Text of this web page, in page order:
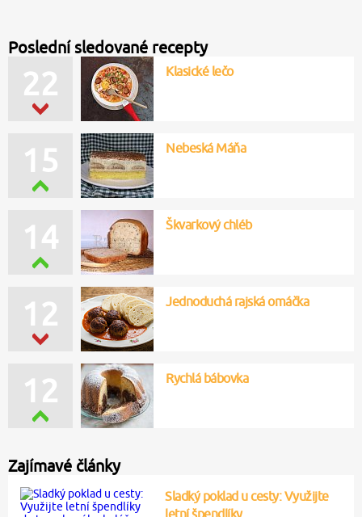
Poslední sledované recepty
22 Klasické lečo
15 Nebeská Máňa
12 Jednoduchá rajská omáčka
12 Rychlá bábovka
14 Škvarkový chléb
Zajímavé články
Sladký poklad u cesty: Využijte
letní špendlíky…